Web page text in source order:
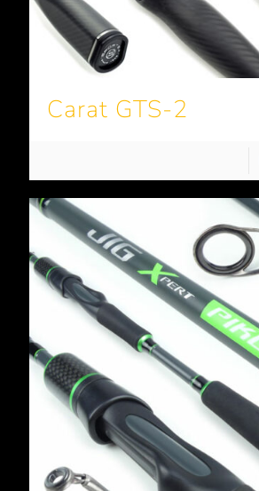
Carat GTS-2